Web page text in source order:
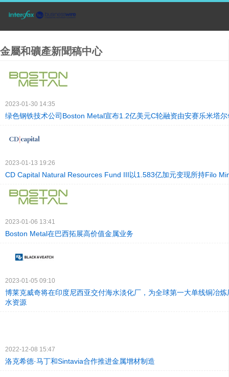
金屬和礦產新聞稿中心
2023-01-30 14:35
绿色钢铁技术公司Boston Metal宣布1.2亿美元C轮融资由安赛乐米塔尔
2023-01-13 19:26
CD Capital Natural Resources Fund III以1.583亿加元变现所持Filo
2023-01-06 13:41
Boston Metal在巴西拓展高价值金属业务
2023-01-05 09:10
博莱克威奇将在印度尼西亚交付海水淡化厂，为全球第一大单线铜冶
水资源
2022-12-08 15:47
洛克希德·马丁和Sintavia合作推进金属增材制造